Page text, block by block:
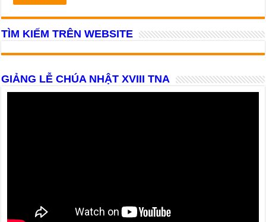
TÌM KIẾM TRÊN WEBSITE
GIẢNG LỄ CHÚA NHẬT XVIII TNA